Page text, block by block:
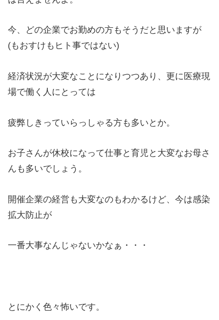
今、どの企業でお勤めの方もそうだと思いますが
(もおすけもヒト事ではない)
経済状況が大変なことになりつつあり、更に医療現
場で働く人にとっては
疲弊しきっていらっしゃる方も多いとか。
お子さんが休校になって仕事と育児と大変なお母さ
んも多いでしょう。
開催企業の経営も大変なのもわかるけど、今は感染
拡大防止が
一番大事なんじゃないかなぁ・・・
とにかく色々怖いです。